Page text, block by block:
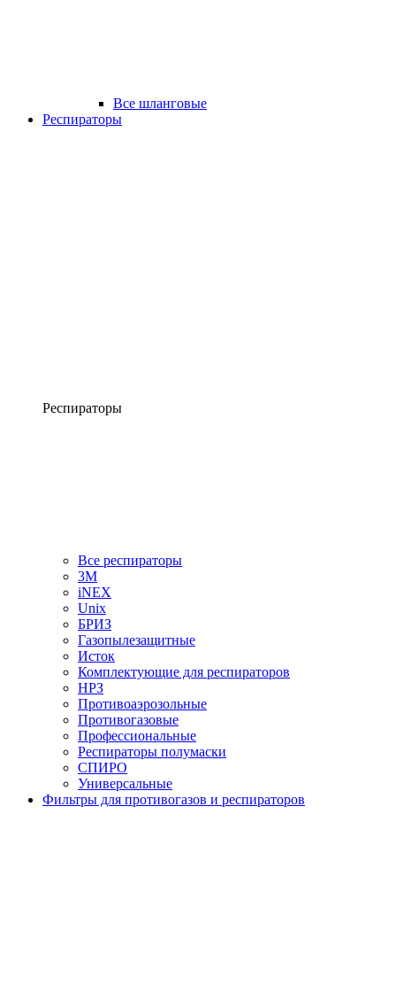
Все шланговые
Респираторы
Респираторы
Все респираторы
3М
iNEX
Unix
БРИЗ
Газопылезащитные
Исток
Комплектующие для респираторов
НРЗ
Противоаэрозольные
Противогазовые
Профессиональные
Респираторы полумаски
СПИРО
Универсальные
Фильтры для противогазов и респираторов